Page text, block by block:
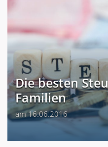
Die besten
Familien
am 16.06.2016